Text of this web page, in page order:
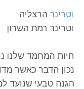
וטרינר הרצליה
וטרינר רמת השרון
חיות המחמד שלנו
נכון הדבר כאשר
הגנה טבעי שנועד